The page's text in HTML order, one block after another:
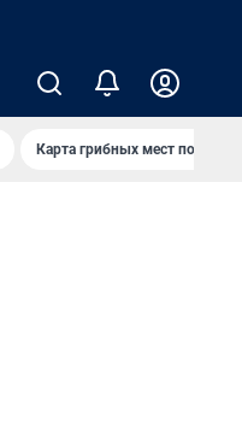
Карта грибных мест под